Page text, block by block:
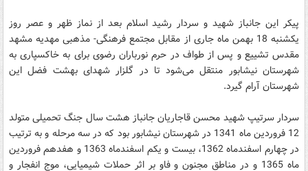
پیکر این جانباز شهید و سردار رشید اسلام بعد از نماز ظهر و عصر روز
یکشنبه 18 بهمن ماه جاری از مقابل مجتمع فرهنگی- مذهبی مهدیه مشهد
مقدس تشییع و پس از طواف در حرم نورباران رضوی برای به خاکسپاری به
شهرستان نیشابور منتقل می‌شود تا در گلزار شهدای بهشت فضل این
شهرستان آرام گیرد.
سردار سرتیپ شهید محسن قاجاریان جانباز هشت سال جنگ تحمیلی متولد
12 فروردین ماه 1341 در شهرستان نیشابور بود که در سه مرحله و به ترتیب
در چهارم اسفندماه 1362، بیست و یکم اسفندماه 1363 و هفدهم فروردین
ماه 1365 و در مناطق مجنون و فاو بر اثر حملات شیمیایی، موج انفجار و